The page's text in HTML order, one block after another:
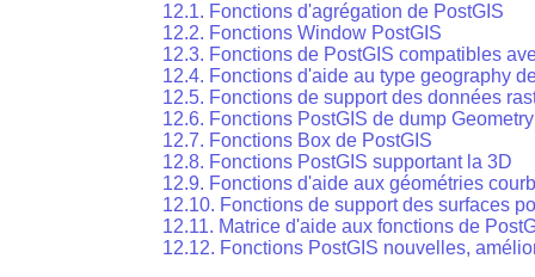
12.1. Fonctions d'agrégation de PostGIS
12.2. Fonctions Window PostGIS
12.3. Fonctions de PostGIS compatibles
12.4. Fonctions d'aide au type geography
12.5. Fonctions de support des données
12.6. Fonctions PostGIS de dump
12.7. Fonctions Box de PostGIS
12.8. Fonctions PostGIS supportant la 3D
12.9. Fonctions d'aide aux géométries
12.10. Fonctions de support des surfaces
12.11. Matrice d'aide aux fonctions de
12.12. Fonctions PostGIS nouvelles,